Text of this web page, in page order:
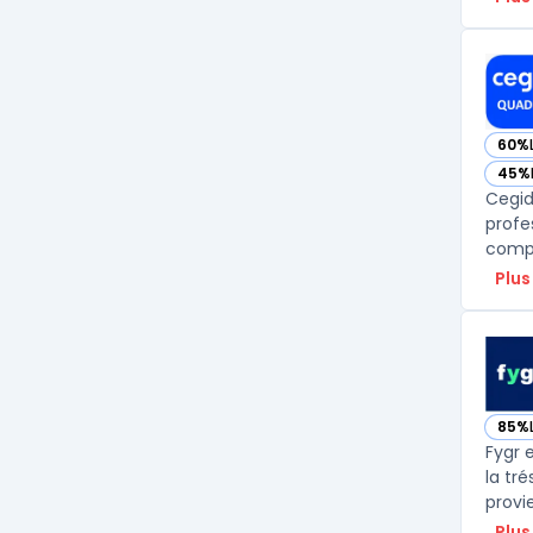
60%
—
45%
—
85%
—
Fygr
la